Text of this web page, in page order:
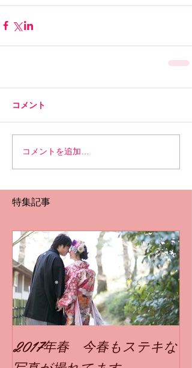
コメント
コメントを追加…
特集記事
2017年春 今春もステキな